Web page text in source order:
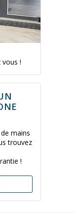
!
mains
trouvez
!